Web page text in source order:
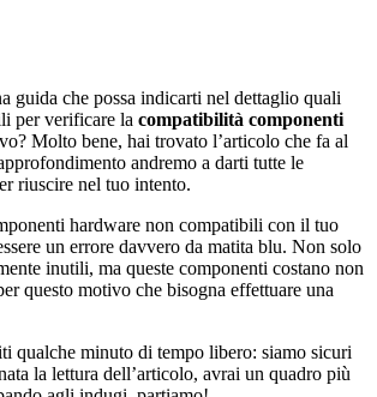
guida che possa indicarti nel dettaglio quali
per verificare la compatibilità componenti
Molto bene, hai trovato l’articolo che fa al
andremo a darti tutte le
riuscire nel tuo intento.
hardware non compatibili con il tuo
un errore davvero da matita blu. Non solo
inutili, ma queste componenti costano non
questo motivo che bisogna effettuare una
qualche minuto di tempo libero: siamo sicuri
la lettura dell’articolo, avrai un quadro più